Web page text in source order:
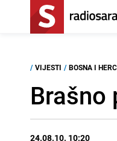
/ VIJESTI / BOSNA I
Brašno
24.08.10. 10:20